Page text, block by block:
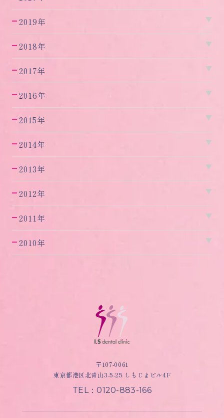
2019年
2018年
2017年
2016年
2015年
2014年
2013年
2012年
2011年
2010年
〒107-0061
東京都港区北青山3-5-25 しもじまビル4F
TEL：0120-883-166